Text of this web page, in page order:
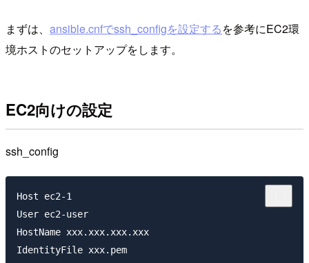
まずは、 ansible.cnfでssh_configを設定するを参考にEC2環
境ホストのセットアップをします。
EC2向けの設定
ssh_config
Host ec2-1
User ec2-user
HostName xxx.xxx.xxx.xxx
IdentityFile xxx.pem